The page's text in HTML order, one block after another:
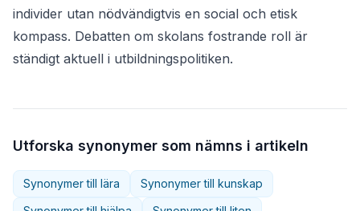
individer utan nödvändigtvis en social och etisk
kompass. Debatten om skolans fostrande roll är
ständigt aktuell i utbildningspolitiken.
Utforska synonymer som nämns i artikeln
Synonymer till lära Synonymer till kunskap